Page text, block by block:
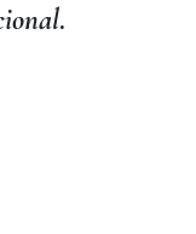
.